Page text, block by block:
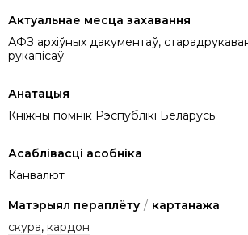
Актуальнае месца захавання
АФЗ архіўных дакументаў,
рукапісаў
Анатацыя
Кніжны помнік Рэспублікі Беларусь
Асаблівасці асобніка
Канвалют
Матэрыял пераплёту / картанажа
скура, кардон